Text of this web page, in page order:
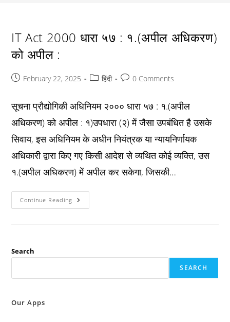
IT Act 2000 धारा ५७ : १.(अपील अधिकरण)
को अपील :
PostFebruary 22, 2025
Postहिंदी
Post0 Comments
सूचना प्रौद्योगिकी अधिनियम २००० धारा ५७ : १.(अपील
अधिकरण) को अपील : १)उपधारा (२) में जैसा उपबंधित है उसके
सिवाय, इस अधिनियम के अधीन नियंत्रक या न्यायनिर्णायक
अधिकारी द्वारा किए गए किसी आदेश से व्यथित कोई व्यक्ति, उस
१.(अपील अधिकरण) में अपील कर सकेगा, जिसकी…
Continue Reading IT
Act
अधिकरण)
:
Search
SEARCH
Our Apps